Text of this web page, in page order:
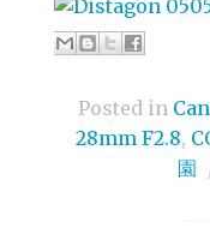
Posted in
28mm F2.8,
園